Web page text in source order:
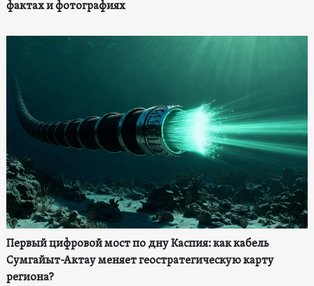
фактах и фотографиях
Первый цифровой мост по дну Каспия: как кабель
Сумгайыт-Актау меняет геостратегическую карту
региона?